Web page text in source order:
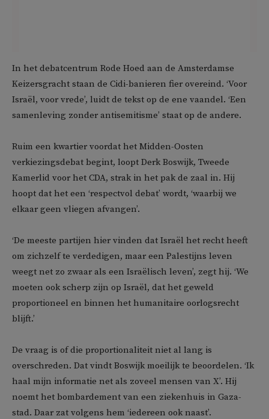
In het debatcentrum Rode Hoed aan de Amsterdamse
Keizersgracht staan de Cidi-banieren fier overeind. ‘Voor
Israël, voor vrede’, luidt de tekst op de ene vaandel. ‘Een
samenleving zonder antisemitisme’ staat op de andere.
Ruim een kwartier voordat het Midden-Oosten
verkiezingsdebat begint, loopt Derk Boswijk, Tweede
Kamerlid voor het CDA, strak in het pak de zaal in. Hij
hoopt dat het een ‘respectvol debat’ wordt, ‘waarbij we
elkaar geen vliegen afvangen’.
‘De meeste partijen hier vinden dat Israël het recht heeft
om zichzelf te verdedigen, maar een Palestijns leven
weegt net zo zwaar als een Israëlisch leven’, zegt hij. ‘We
moeten ook scherp zijn op Israël, dat het geweld
proportioneel en binnen het humanitaire oorlogsrecht
blijft.’
De vraag is of die proportionaliteit niet al lang is
overschreden. Dat vindt Boswijk moeilijk te beoordelen. ‘Ik
haal mijn informatie net als zoveel mensen van X’. Hij
noemt het bombardement van een ziekenhuis in Gaza-
stad. Daar zat volgens hem ‘iedereen ook naast’.